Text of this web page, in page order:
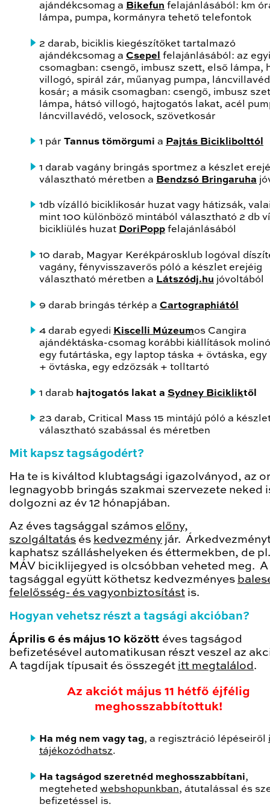
ajándékcsomag a Bikefun felajánlásából: km
lámpa, pumpa, kormányra tehető telefontok
2 darab, biciklis kiegészítőket tartalmazó
ajándékcsomag a Csepel felajánlásából: az
csomagban: csengő, imbusz szett, első lámpa,
villogó, spirál zár, műanyag pumpa,
kosár; a másik csomagban: csengő, imbusz
lámpa, hátsó villogó, hajtogatós lakat, acél
láncvillavédő, velosock, szövetkosár
1 pár Tannus tömörgumi a Pajtás Biciklibolttól
1 darab vagány bringás sportmez a készlet
választható méretben a Bendzsó Bringaruha
1db vízálló biciklikosár huzat vagy hátizsák,
mint 100 különböző mintából választható 2 db
bicikliülés huzat DoriPopp felajánlásából
10 darab, Magyar Kerékpárosklub logóval
vagány, fényvisszaverős póló a készlet erejéig
választható méretben a Látszódj.hu jóvoltából
9 darab bringás térkép a Cartographiától
4 darab egyedi Kiscelli Múzeumos Cangira
ajándéktáska-csomag korábbi kiállítások
egy futártáska, egy laptop táska + övtáska, egy
+ övtáska, egy edzőzsák + tolltartó
1 darab hajtogatós lakat a Sydney Bicikliktől
23 darab, Critical Mass 15 mintájú póló a
választható szabással és méretben
Mit kapsz tagságodért?
Ha te is kiváltod klubtagsági igazolványod, az
legnagyobb bringás szakmai szervezete neked
dolgozni az év 12 hónapjában.
Az éves tagsággal számos előny,
szolgáltatás és kedvezmény jár.
kaphatsz szálláshelyeken és éttermekben, de
MÁV biciklijegyed is olcsóbban veheted meg. A
tagsággal együtt köthetsz kedvezményes
felelősség- és vagyonbiztosítást is.
Hogyan vehetsz részt a tagsági akcióban?
Április 6 és május 10 között éves tagságod
befizetésével automatikusan részt veszel az
A tagdíjak típusait és összegét itt megtalálod.
Az akciót május 11 hétfő éjfélig
meghosszabbítottuk!
Ha még nem vagy tag, a regisztráció lépéseiről
tájékozódhatsz.
Ha tagságod szeretnéd meghosszabbítani,
megteheted webshopunkban, átutalással és
befizetéssel is.